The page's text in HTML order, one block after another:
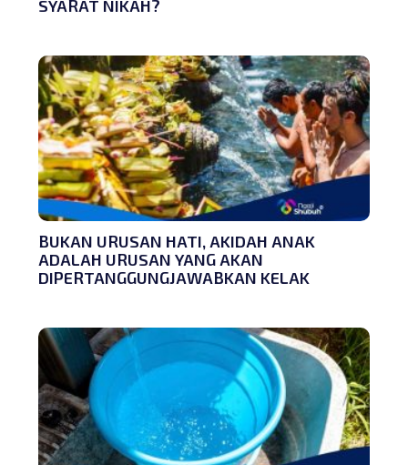
SYARAT NIKAH?
BUKAN URUSAN HATI, AKIDAH ANAK
ADALAH URUSAN YANG AKAN
DIPERTANGGUNGJAWABKAN KELAK